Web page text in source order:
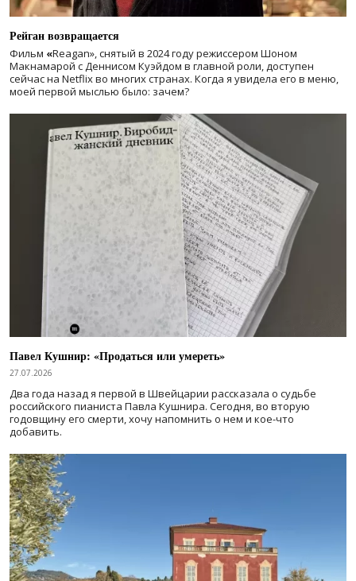
Рейган возвращается
Фильм «Reagan», снятый в 2024 годурежиссером Шоном
Макнамарой с Деннисом Куэйдом в главной роли, доступен
сейчас на Netflix во многих странах. Когда я увидела его в меню,
моей первой мыслью было: зачем?
Павел Кушнир: «Продаться или умереть»
27.07.2026
Два года назад я первой в Швейцарии рассказала о судьбе
российского пианиста Павла Кушнира. Сегодня, во вторую
годовщину его смерти, хочу напомнить о нем и кое-что
добавить.